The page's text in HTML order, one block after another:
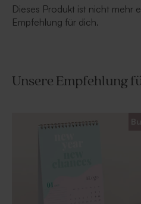
Dieses Produkt ist nicht mehr
Empfehlung für dich.
Unsere Empfehlung